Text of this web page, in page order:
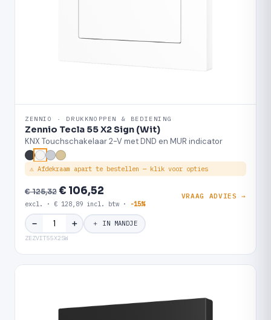
ZENNIO · DRUKKNOPPEN & BEDIENING
Zennio Tecla 55 X2 Sign (Wit)
KNX Touchschakelaar 2-V met DND en MUR indicator
⚠ Afdekraam apart te bestellen — klik voor opties
€ 125,32€ 106,52
excl. · € 128,89 incl. btw · -15%
VRAAG ADVIES →
− ＋ ＋ IN MANDJE
ZEZVIT55X2SW